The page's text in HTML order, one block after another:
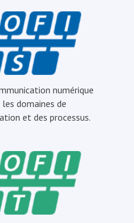
numérique
domaines de
et des processus.